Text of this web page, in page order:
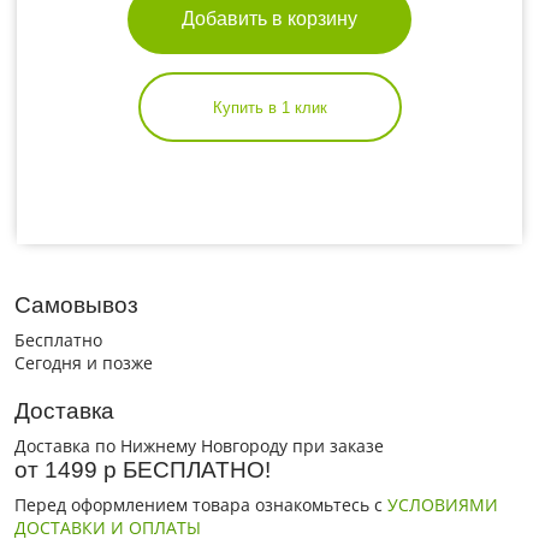
Добавить в корзину
Купить в 1 клик
Самовывоз
Бесплатно
Сегодня и позже
Доставка
Доставка по Нижнему Новгороду при заказе
от 1499 р БЕСПЛАТНО!
Перед оформлением товара ознакомьтесь с УСЛОВИЯМИ
ДОСТАВКИ И ОПЛАТЫ